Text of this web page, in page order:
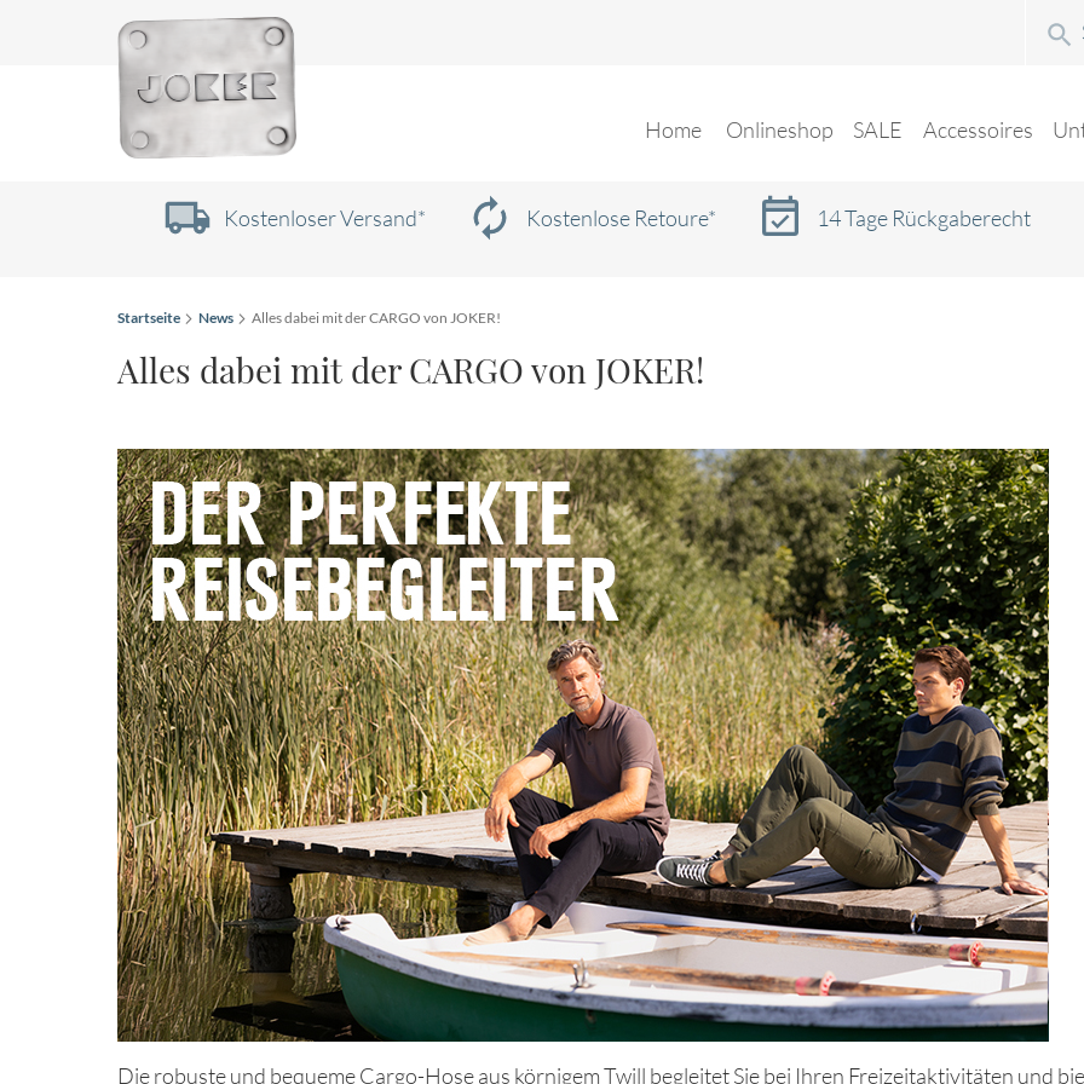
Inhalt
springen
Home Onlineshop SALE Accessoires
Kostenloser Versand* Kostenlose Retoure* 14 Tage Rückgaberecht
Startseite News Alles dabei mit der CARGO von JOKER!
Alles dabei mit der CARGO von JOKER!
Die robuste und bequeme Cargo-Hose aus körnigem Twill begleitet Sie bei Ihren Freizeitaktivitäten und